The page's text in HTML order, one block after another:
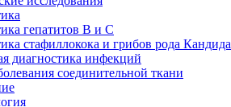
гепатитов B и C
стафиллокока и грибов рода Кандида
диагностика инфекций
соединительной ткани